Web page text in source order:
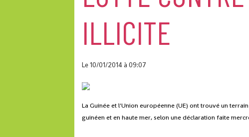
ILLICITE
Le 10/01/2014à 09:07
La Guinée et l'Union européenne (UE) ont trouvé un
guinéen et en haute mer, selon une déclaration faite